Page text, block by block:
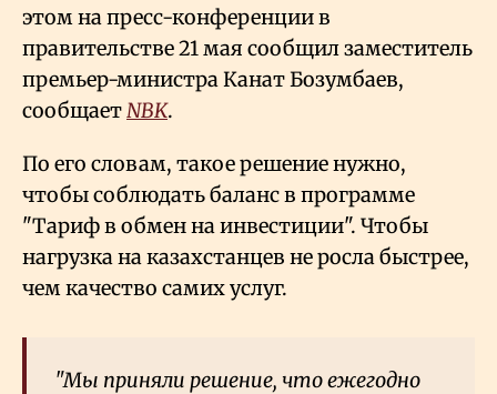
Все новости
этом на пресс-конференции в
правительстве 21 мая сообщил заместитель
премьер-министра Канат Бозумбаев,
сообщаетNBK.
По его словам, такое решение нужно,
чтобы соблюдать баланс в программе
"Тариф в обмен на инвестиции". Чтобы
нагрузка на казахстанцев не росла быстрее,
чем качество самих услуг.
"Мы приняли решение, что ежегодно